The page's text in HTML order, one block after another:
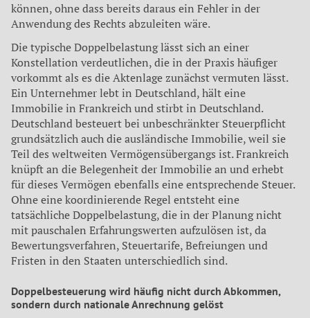
können, ohne dass bereits daraus ein Fehler in der
Anwendung des Rechts abzuleiten wäre.
Die typische Doppelbelastung lässt sich an einer
Konstellation verdeutlichen, die in der Praxis häufiger
vorkommt als es die Aktenlage zunächst vermuten lässt.
Ein Unternehmer lebt in Deutschland, hält eine
Immobilie in Frankreich und stirbt in Deutschland.
Deutschland besteuert bei unbeschränkter Steuerpflicht
grundsätzlich auch die ausländische Immobilie, weil sie
Teil des weltweiten Vermögensübergangs ist. Frankreich
knüpft an die Belegenheit der Immobilie an und erhebt
für dieses Vermögen ebenfalls eine entsprechende Steuer.
Ohne eine koordinierende Regel entsteht eine
tatsächliche Doppelbelastung, die in der Planung nicht
mit pauschalen Erfahrungswerten aufzulösen ist, da
Bewertungsverfahren, Steuertarife, Befreiungen und
Fristen in den Staaten unterschiedlich sind.
Doppelbesteuerung wird häufig nicht durch Abkommen,
sondern durch nationale Anrechnung gelöst